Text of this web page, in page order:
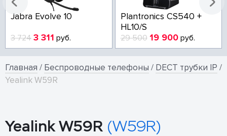
Jabra Evolve 10
3 724 3 311 руб.
Plantronics CS540 +
HL10/S
29 500 19 900руб.
Главная / Беспроводные телефоны / DECT трубки IP /
Yealink W59R
Yealink W59R (W59R)